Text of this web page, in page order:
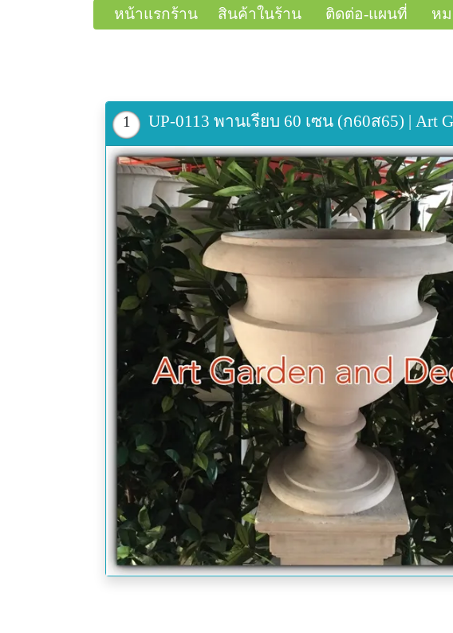
หน้าแรกร้าน
สินค้าในร้าน ติดต่อ-แผนที่ ห
1 UP-0113 พานเรียบ 60 เซน (ก60ส65) | Art